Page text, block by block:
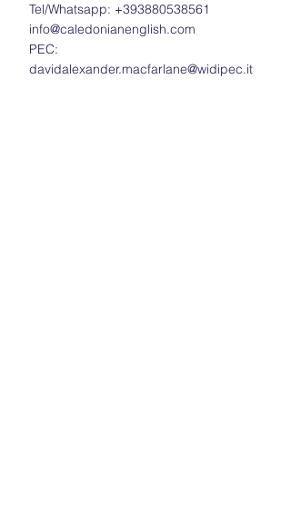
Padroneggiare l'ordine
degli aggettivi: Guida per
Tel/Whatsapp: +393880538561
info@caledonianenglish.com
PEC:
davidalexander.macfarlane@widipec.it